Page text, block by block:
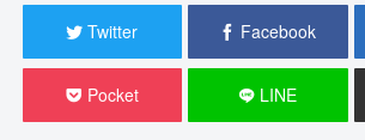
Twitter Facebook
Pocket LINE